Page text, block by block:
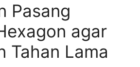
Pasang
agar
Tahan Lama